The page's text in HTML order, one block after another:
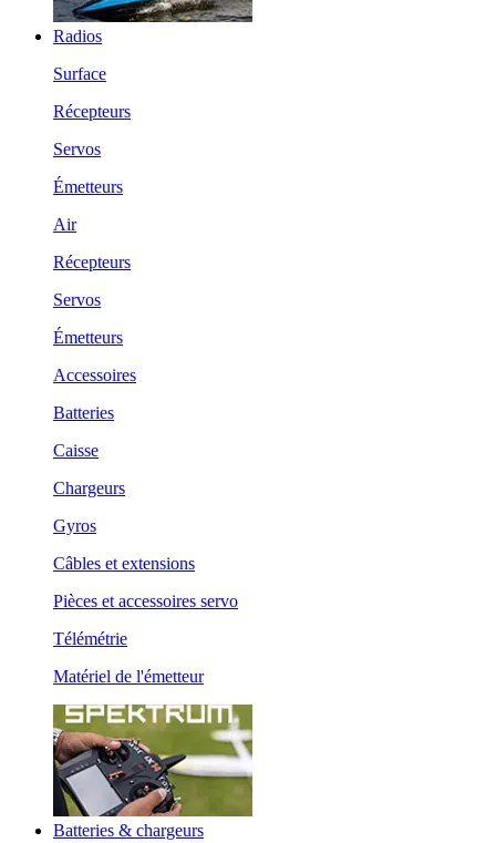
Radios
Surface
Récepteurs
Servos
Émetteurs
Air
Récepteurs
Servos
Émetteurs
Accessoires
Batteries
Caisse
Chargeurs
Gyros
Câbles et extensions
Pièces et accessoires servo
Télémétrie
Matériel de l'émetteur
Batteries & chargeurs